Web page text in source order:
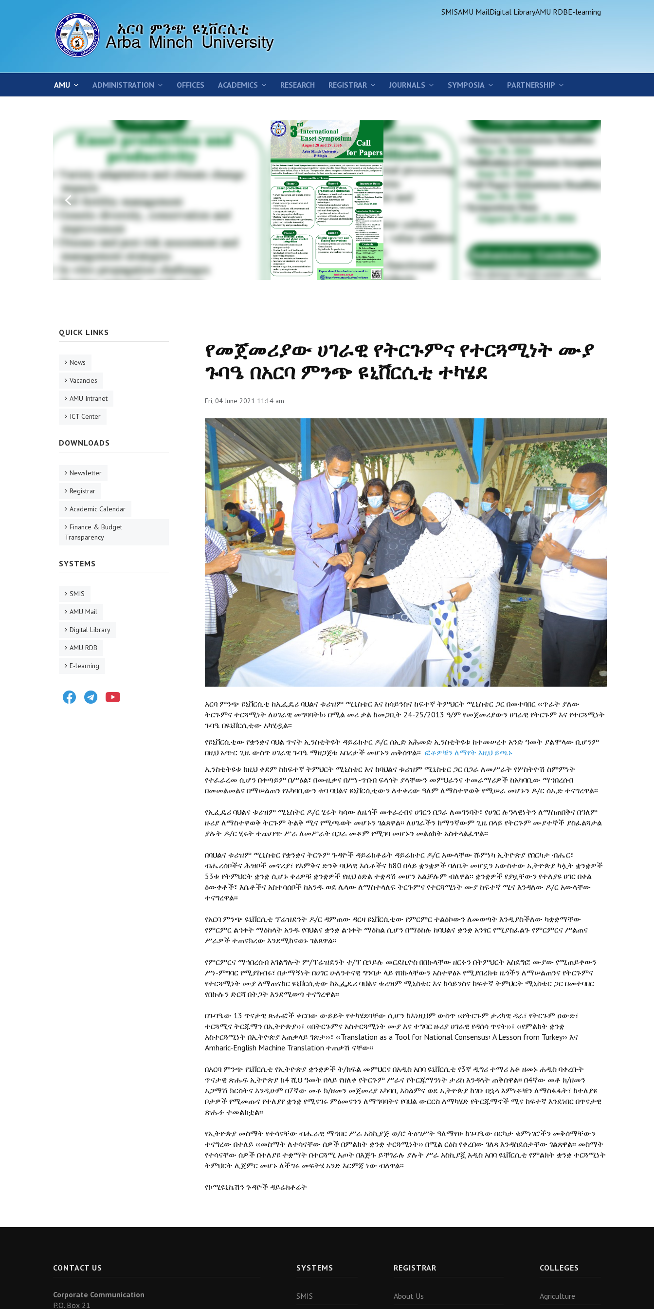
SMISAMU MailDigital LibraryAMU RDBE-learning
AMU ADMINISTRATION OFFICES ACADEMICS RESEARCH REGISTRAR JOURNALS SYMPOSIA PARTNERSHIP
የመጀመሪያው ሀገራዊ የትርጉምና የተርጓሚነት ሙያ
ጉባዔ በአርባ ምንጭ ዩኒቨርሲቲ ተካሄደ
Fri, 04 June 2021 11:14 am
አርባ ምንጭ ዩኒቨርሲቲ ከኢፌዴሪ ባህልና ቱሪዝም ሚኒስቴር እና ከሳይንስና ከፍተኛ ትምህርት ሚኒስቴር ጋር በመተባበር ‹‹ጥራት ያለው
ትርጉምና ተርጓሚነት ለሀገራዊ መግባባት!›› በሚል መሪ ቃል ከመጋቢት 24-25/2013 ዓ/ም የመጀመሪያውን ሀገራዊ የትርጉም እና የተርጓሚነት
ጉባዔ በዩኒቨርሲቲው አካሂዷል፡፡
የዩኒቨርሲቲው የቋንቋና ባህል ጥናት ኢንስቲትዩት ዳይሬክተር ዶ/ር ሰኢድ አሕመድ ኢንስቲትዩቱ ከተመሠረተ አንድ ዓመት ያልሞላው ቢሆንም
በዚህ አጭር ጊዜ ውስጥ ሀገራዊ ጉባዔ ማዘጋጀቱ አበረታች መሆኑን ጠቅሰዋል፡፡ ፎቶዎቹን ለማየት እዚህ ይጫኑ
ኢንስቲትዩቱ ከዚህ ቀደም ከከፍተኛ ትምህርት ሚኒስቴር እና ከባህልና ቱሪዝም ሚኒስቴር ጋር በጋራ ለመሥራት የሦስትዮሽ ስምምነት
የተፈራረመ ሲሆን በቀጣይም በሥዕል፣ በሙዚቃና በሥነ-ጥበብ ፍላጎት ያላቸውን መምህራንና ተመራማሪዎች ከአካባቢው ማኅበረሰብ
በመመልመልና በማሠልጠን የአካባቢውን ቱባ ባህልና ዩኒቨርሲቲውን ለተቀረው ዓለም ለማስተዋወቅ የሚሠራ መሆኑን ዶ/ር ሰኢድ ተናግረዋል፡፡
የኢፌዴሪ ባህልና ቱሪዝም ሚኒስትር ዶ/ር ሂሩት ካሳው ለዜጎች መቀራረብና ሀገርን በጋራ ለመገንባት፣ የሀገር ሉዓላዊነትን ለማስጠበቅና በዓለም
ዙሪያ ለማስተዋወቅ ትርጉም ትልቅ ሚና የሚጫወት መሆኑን ገልጸዋል፡፡ ለሀገራችን ከማንኛውም ጊዜ በላይ የትርጉም ሙያተኞች ያስፈልጓታል
ያሉት ዶ/ር ሂሩት ተጨባጭ ሥራ ለመሥራት በጋራ መቆም የሚገባ መሆኑን መልዕክት አስተላልፈዋል፡፡
በባህልና ቱሪዝም ሚኒስቴር የቋንቋና ትርጉም ጉዳዮች ዳይሬክቶሬት ዳይሬክተር ዶ/ር አውላቸው ሹምነካ ኢትዮጵያ የበርካታ ብሔር፣
ብሔረሰቦችና ሕዝቦች መኖሪያ፣ የእምቅና ድንቅ ባህላዊ እሴቶችና ከ80 በላይ ቋንቋዎች ባለቤት መሆኗን አውስተው ኢትዮጵያ ካሏት ቋንቋዎች
53ቱ የትምህርት ቋንቋ ሲሆኑ ቀሪዎቹ ቋንቋዎች የዚህ ዕድል ተቋዳሽ መሆን አልቻሉም ብለዋል፡፡ ቋንቋዎች የያዟቸውን የተለያዩ ሀገር በቀል
ዕውቀቶች፣ እሴቶችና አስተሳሰቦች ከአንዱ ወደ ሌላው ለማስተላለፍ ትርጉምና የተርጓሚነት ሙያ ከፍተኛ ሚና እንዳለው ዶ/ር አውላቸው
ተናግረዋል፡፡
የአርባ ምንጭ ዩኒቨርሲቲ ፕሬዝደንት ዶ/ር ዳምጠው ዳርዛ ዩኒቨርሲቲው የምርምር ተልዕኮውን ለመወጣት እንዲያስችለው ካቋቋማቸው
የምርምር ልኅቀት ማዕከላት አንዱ የባህልና ቋንቋ ልኅቀት ማዕከል ሲሆን በማዕከሉ ከባህልና ቋንቋ አንፃር የሚያስፈልጉ የምርምርና ሥልጠና
ሥራዎች ተጠናክረው እንደሚከናወኑ ገልጸዋል፡፡
የምርምርና ማኅበረሰብ አገልግሎት ም/ፕሬዝደንት ተ/ፕ በኃይሉ መርደኪዮስ በበኩላቸው ዘርፉን በትምህርት አስደግፎ ሙያው የሚጠይቀውን
ሥነ-ምግባር የሚያከብሩ፣ በታማኝነት በሀገር ሁለንተናዊ ግንባታ ላይ የበኩላቸውን አስተዋፅኦ የሚያበረክቱ ዜጎችን ለማሠልጠንና የትርጉምና
የተርጓሚነት ሙያ ለማጠናከር ዩኒቨርሲቲው ከኢፌዴሪ ባህልና ቱሪዝም ሚኒስቴር እና ከሳይንስና ከፍተኛ ትምህርት ሚኒስቴር ጋር በመተባበር
የበኩሉን ድርሻ በትጋት እንደሚወጣ ተናግረዋል፡፡
በጉባዔው 13 ጥናታዊ ጽሑፎች ቀርበው ውይይት የተካሄደባቸው ሲሆን ከእነዚህም ውስጥ ‹‹የትርጉም ታሪካዊ ዳራ፣ የትርጉም ዐውድ፣
ተርጓሚና ትርጁማን በኢትዮጵያ››፣ ‹‹በትርጉምና አስተርጓሚነት ሙያ እና ተግባር ዙሪያ ሀገራዊ የዳሰሳ ጥናት››፣ ‹‹የምልክት ቋንቋ
አስተርጓሚነት በኢትዮጵያ አጠቃላይ ገጽታ››፣ ‹‹Translation as a Tool for National Consensus፡ A Lesson from Turkey›› እና
Amharic-English Machine Translation ተጠቃሽ ናቸው፡፡
በአርባ ምንጭ የኒቨርሲቲ የኢትዮጵያ ቋንቋዎች ት/ክፍል መምህርና በአዲስ አበባ ዩኒቨርሲቲ የ3ኛ ዲግሪ ተማሪ አቶ ዘመኑ ሐዲስ ባቀረቡት
ጥናታዊ ጽሑፍ ኢትዮጵያ ከ4 ሺህ ዓመት በላይ የዘለቀ የትርጉም ሥራና የትርጁማንነት ታሪከ እንዳላት ጠቅሰዋል፡፡ በ4ኛው መቶ ክ/ዘመን
አጋማሽ ክርስትና እንዲሁም በ7ኛው መቶ ክ/ዘመን መጀመሪያ አካባቢ እስልምና ወደ ኢትዮጵያ ከገቡ በኋላ እምነቶቹን ለማስፋፋት፣ ከተለያዩ
ቦታዎች የሚመጡና የተለያየ ቋንቋ የሚናገሩ ምዕመናንን ለማግባባትና የባህል ውርርስ ለማካሄድ የትርጁማኖች ሚና ከፍተኛ እንደነበር በጥናታዊ
ጽሑፉ ተመልክቷል፡፡
የኢትዮጵያ መስማት የተሳናቸው ብሔራዊ ማኅበር ሥራ አስኪያጅ ወ/ሮ ትዕግሥት ዓለማየሁ ከጉባዔው በርካታ ቁምነገሮችን መቅሰማቸውን
ተናግረው በተለይ ‹‹መስማት ለተሳናቸው ሰዎች በምልክት ቋንቋ ተርጓሚነት›› በሚል ርዕስ የቀረበው ገለጻ እንዳስደሰታቸው ገልጸዋል፡፡ መስማት
የተሳናቸው ሰዎች በተለያዩ ተቋማት በተርጓሚ እጦት በእጅጉ ይቸገራሉ ያሉት ሥራ አስኪያጇ አዲስ አበባ ዩኒቨርሲቲ የምልክት ቋንቋ ተርጓሚነት
ትምህርት ሊጀምር መሆኑ ለችግሩ መፍትሄ አንድ እርምጃ ነው ብለዋል፡፡
የኮሚዩኒኬሽን ጉዳዮች ዳይሬክቶሬት
QUICK LINKS
News
Vacancies
AMU Intranet
ICT Center
DOWNLOADS
Newsletter
Registrar
Academic Calendar
Finance & Budget
Transparency
SYSTEMS
SMIS
AMU Mail
Digital Library
AMU RDB
E-learning
FacebookTelegram
CONTACT US
Corporate Communication
P.O. Box 21
SYSTEMS
SMIS
REGISTRAR
About Us
COLLEGES
Agriculture